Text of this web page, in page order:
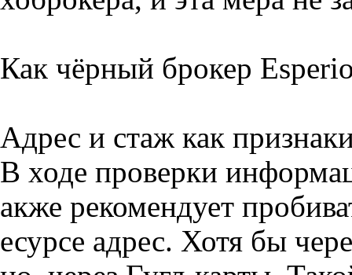
Как чёрный брокер
Адрес и стаж как
В ходе проверки
акже рекомендует
есурсе адрес. Хотя бы